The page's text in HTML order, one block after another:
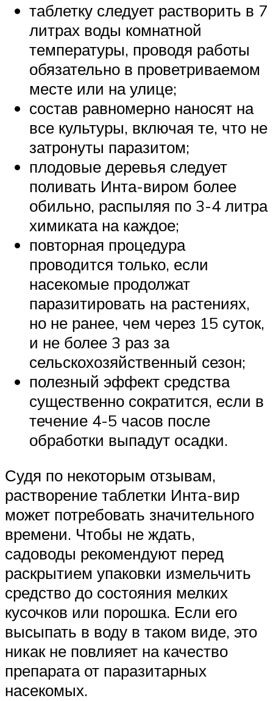
таблетку следует растворить в 7
литрах воды комнатной
температуры, проводя работы
обязательно в проветриваемом
месте или на улице;
состав равномерно наносят на
все культуры, включая те, что не
затронуты паразитом;
плодовые деревья следует
поливать Инта-виром более
обильно, распыляя по 3-4 литра
химиката на каждое;
повторная процедура
проводится только, если
насекомые продолжат
паразитировать на растениях,
но не ранее, чем через 15 суток,
и не более 3 раз за
сельскохозяйственный сезон;
полезный эффект средства
существенно сократится, если в
течение 4-5 часов после
обработки выпадут осадки.
Судя по некоторым отзывам,
растворение таблетки Инта-вир
может потребовать значительного
времени. Чтобы не ждать,
садоводы рекомендуют перед
раскрытием упаковки измельчить
средство до состояния мелких
кусочков или порошка. Если его
высыпать в воду в таком виде, это
никак не повлияет на качество
препарата от паразитарных
насекомых.